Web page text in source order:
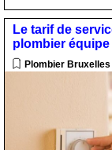
Le tarif de
plombier
Plombier Bruxelles